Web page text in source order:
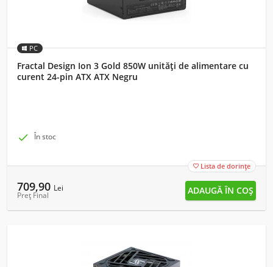
PC
Fractal Design Ion 3 Gold 850W unități de alimentare cu
curent 24-pin ATX ATX Negru
 În stoc
 Lista de dorințe
709,90 Lei
Preț Final